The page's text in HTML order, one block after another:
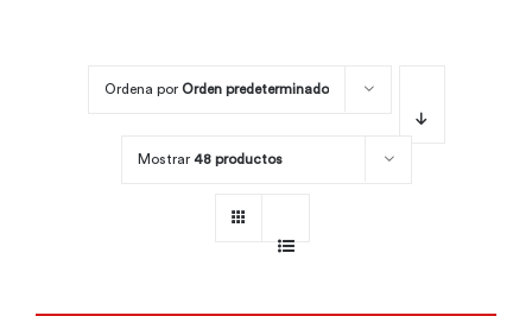
Ordena por Orden predeterminado
Mostrar 48 productos